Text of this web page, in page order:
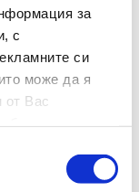
за
с
си
може да я
от Вас